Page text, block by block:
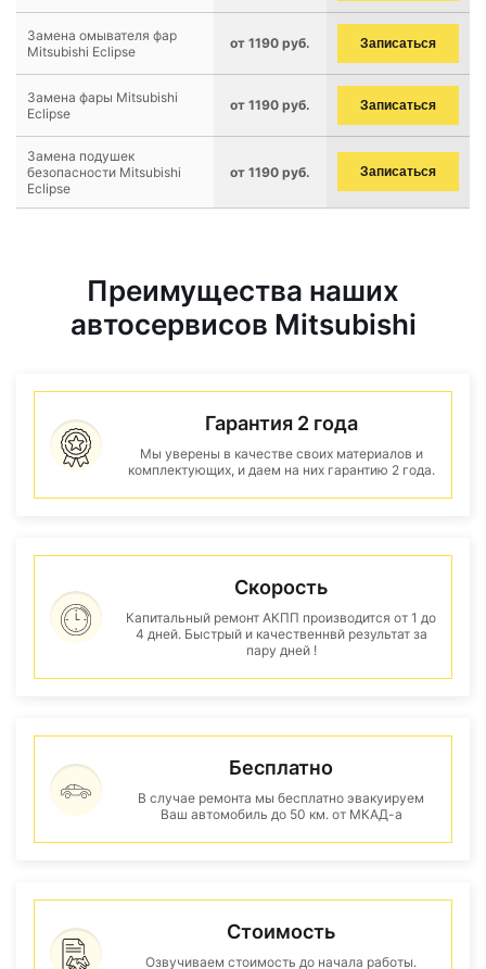
Замена омывателя фар
Mitsubishi Eclipse
от 1190 руб. Записаться
Замена фары Mitsubishi
Eclipse
от 1190 руб. Записаться
Замена подушек
безопасности Mitsubishi
Eclipse
от 1190 руб. Записаться
Преимущества наших
автосервисов Mitsubishi
Гарантия 2 года
Мы уверены в качестве своих материалов и
комплектующих, и даем на них гарантию 2 года.
Скорость
Капитальный ремонт АКПП производится от 1 до
4 дней. Быстрый и качественнвй результат за
пару дней !
Бесплатно
В случае ремонта мы бесплатно эвакуируем
Ваш автомобиль до 50 км. от МКАД-а
Стоимость
Озвучиваем стоимость до начала работы.